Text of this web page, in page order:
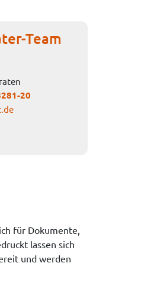
Team
20
für Dokumente,
lassen sich
und werden